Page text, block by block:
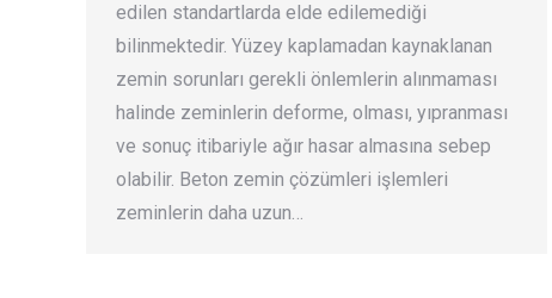
edilen standartlarda elde edilemediği
bilinmektedir. Yüzey kaplamadan kaynaklanan
zemin sorunları gerekli önlemlerin alınmaması
halinde zeminlerin deforme, olması, yıpranması
ve sonuç itibariyle ağır hasar almasına sebep
olabilir. Beton zemin çözümleri işlemleri
zeminlerin daha uzun…